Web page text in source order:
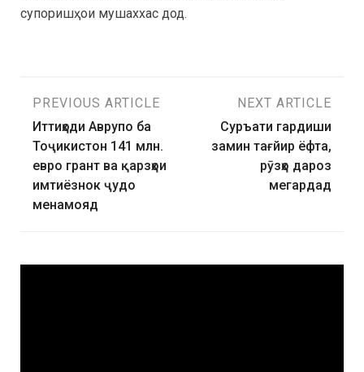
супоришҳои мушаххас дод.
PREVIOUS ARTICLE
Иттиҳоди Аврупо ба
Тоҷикистон 141 млн.
евро грант ва қарзҳои
имтиёзнок ҷудо
менамояд
NEXT ARTICLE
Суръати гардиши
замин тағйир ёфта,
рӯзҳо дароз
мегардад